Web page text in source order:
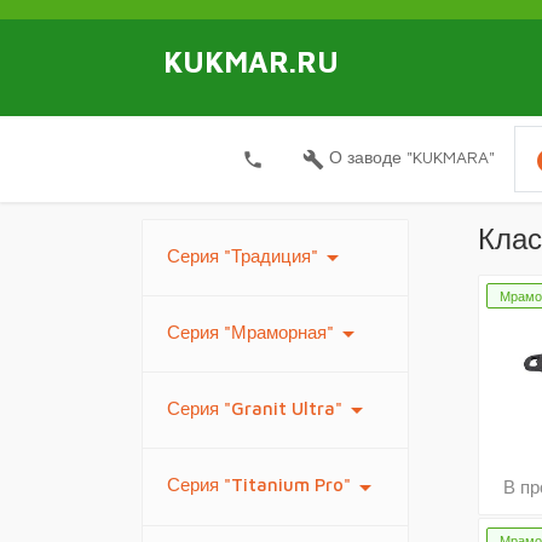
KUKMAR.RU
local_phone build О заводе "KUKMARA"
Серия "Традиция" arrow_drop_down
Серия "Мраморная" arrow_drop_down
Серия "Granit Ultra" arrow_drop_down
Серия "Titanium Pro" arrow_drop_down В